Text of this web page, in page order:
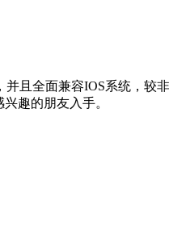
且全面兼容IOS系统，较
趣的朋友入手。